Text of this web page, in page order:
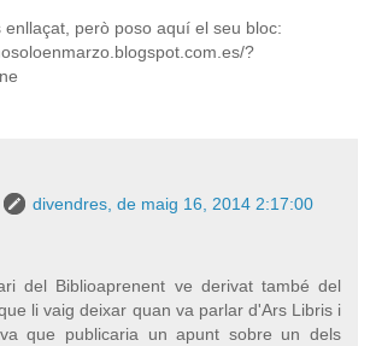
enllaçat, però poso aquí el seu bloc:
?
divendres, de maig 16, 2014 2:17:00
del Biblioaprenent ve derivat també del
li vaig deixar quan va parlar d'Ars Libris i
que publicaria un apunt sobre un dels